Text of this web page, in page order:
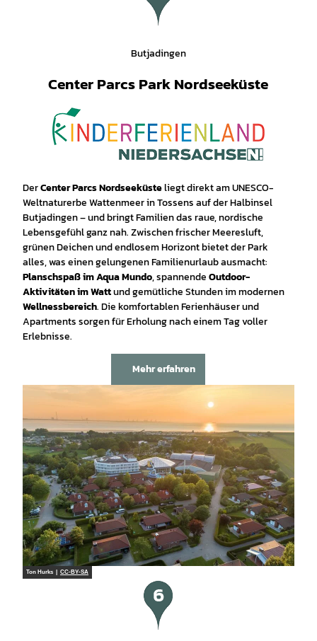
Butjadingen
Center Parcs Park Nordseeküste
DerCenter Parcs Nordseeküsteliegt direkt am UNESCO-
Weltnaturerbe Wattenmeer in Tossens auf der Halbinsel
Butjadingen – und bringt Familien das raue, nordische
Lebensgefühl ganz nah. Zwischen frischer Meeresluft,
grünen Deichen und endlosem Horizont bietet der Park
alles, was einen gelungenen Familienurlaub ausmacht:
Planschspaß im Aqua Mundo, spannendeOutdoor-
Aktivitäten im Wattund gemütliche Stunden im modernen
Wellnessbereich. Die komfortablen Ferienhäuser und
Apartments sorgen für Erholung nach einem Tag voller
Erlebnisse.
Mehr erfahren
Ton Hurks | CC-BY-SA